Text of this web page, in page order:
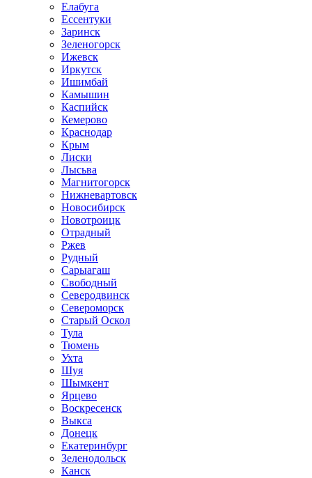
Елабуга
Ессентуки
Заринск
Зеленогорск
Ижевск
Иркутск
Ишимбай
Камышин
Каспийск
Кемерово
Краснодар
Крым
Лиски
Лысьва
Магнитогорск
Нижневартовск
Новосибирск
Новотроицк
Отрадный
Ржев
Рудный
Сарыагаш
Свободный
Северодвинск
Североморск
Старый Оскол
Тула
Тюмень
Ухта
Шуя
Шымкент
Ярцево
Воскресенск
Выкса
Донецк
Екатеринбург
Зеленодольск
Канск